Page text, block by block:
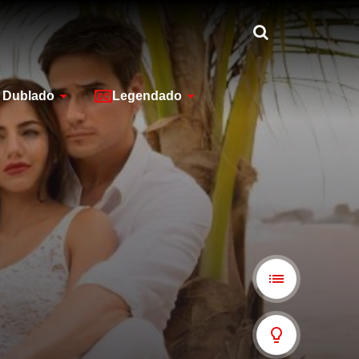
Dublado Legendado